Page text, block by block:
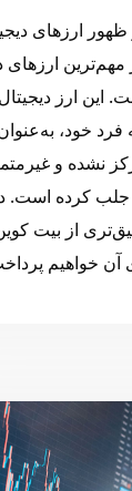
ارزهای
ارزهای
ارز دیجیتال
خود،
نشده و
جلب کرده است.
از بیت
آن خواهیم